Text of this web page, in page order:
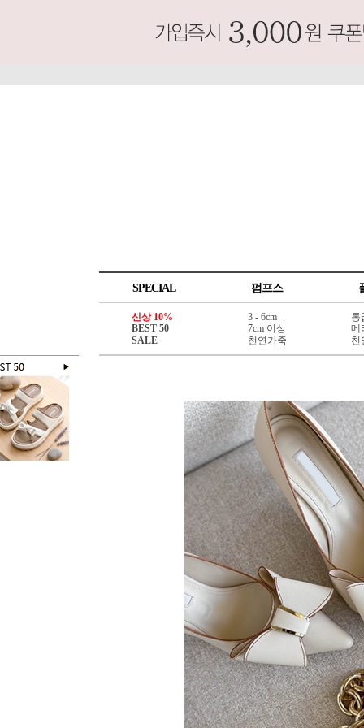
SPECIAL 펌프스
신상 10%
BEST 50
SALE
3 - 6cm
7cm 이상
천연가죽
통
메
천